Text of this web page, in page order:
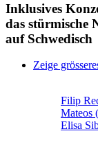
Inklusives
das stürmische
auf Schwedisch
Zeige
Filip
Mateos
Elisa